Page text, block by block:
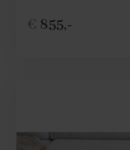
€ 855,-